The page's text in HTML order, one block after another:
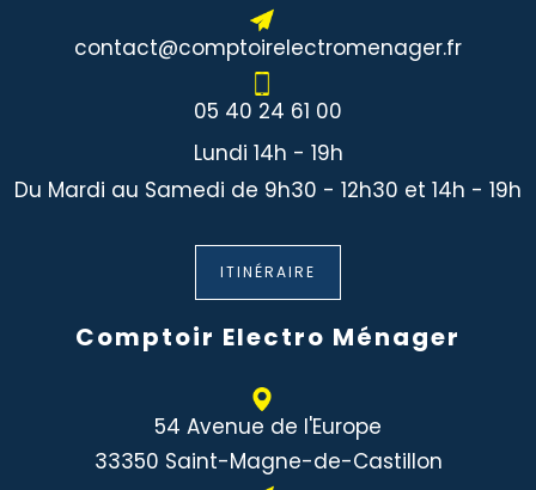
contact@comptoirelectromenager.fr
05 40 24 61 00
Lundi 14h - 19h
Du Mardi au Samedi de 9h30 - 12h30 et 14h - 19h
ITINÉRAIRE
Comptoir Electro Ménager
54 Avenue de l'Europe
33350 Saint-Magne-de-Castillon